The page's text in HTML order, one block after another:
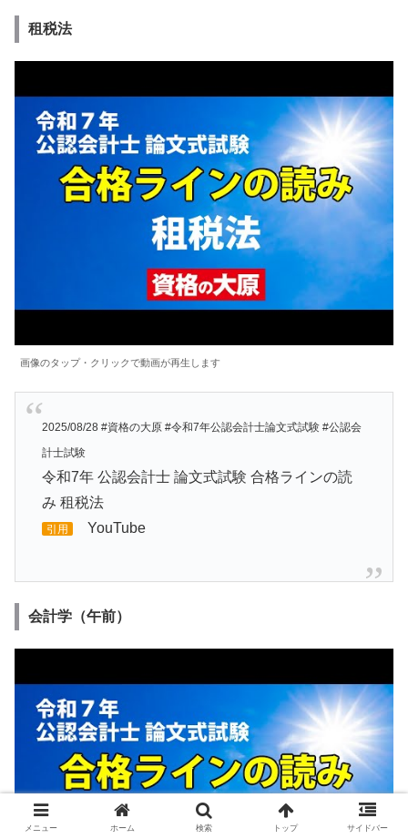
租税法
画像のタップ・クリックで動画が再生します
2025/08/28 #資格の大原 #令和7年公認会計士論文式試験 #公認会
計士試験
令和7年 公認会計士 論文式試験 合格ラインの読
み 租税法
引用 YouTube
会計学（午前）
メニュー ホーム 検索 トップ サイドバー